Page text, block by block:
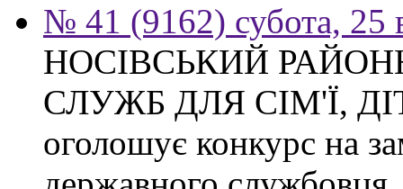
№ 41 (9162) субота, 25
НОСІВСЬКИЙ
СЛУЖБ ДЛЯ СІМ'Ї,
оголошує конкурс на